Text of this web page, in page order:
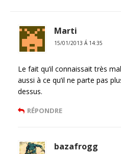
Marti
15/01/2013 Á 14:35
Le fait qu’il connaissait très
aussi à ce qu’il ne parte pas
dessus.
RÉPONDRE
bazafrogg